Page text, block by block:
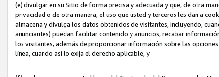
(e) divulgar en su Sitio de forma precisa y adecuada y que, de otra
privacidad o de otra manera, el uso que usted y terceros les dan a
almacena y divulga los datos obtenidos de visitantes, incluyendo,
anunciantes) puedan facilitar contenido y anuncios, recabar
los visitantes, además de proporcionar información sobre las
línea, cuando así lo exija el derecho aplicable, y